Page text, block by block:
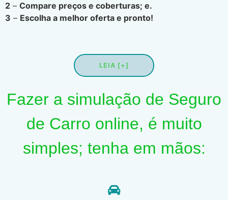
2 – Compare preços e coberturas; e.
3 – Escolha a melhor oferta e pronto!
LEIA [+]
Fazer a simulação de Seguro
de Carro online, é muito
simples; tenha em mãos: